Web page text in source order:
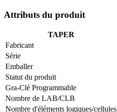
Attributs du produit
TAPER
Fabricant
Série
Emballer
Statut du produit
Gra-Clé Programmable
Nombre de LAB/CLB
Nombre d'éléments logiques/cellules